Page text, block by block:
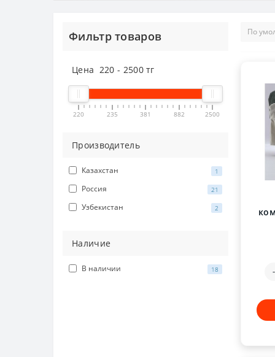
Фильтр товаров
Цена 220 - 2500тг
220 235 381 882 2500
Производитель
Казахстан 1
Россия 21
Узбекистан 2
Наличие
В наличии 18 -